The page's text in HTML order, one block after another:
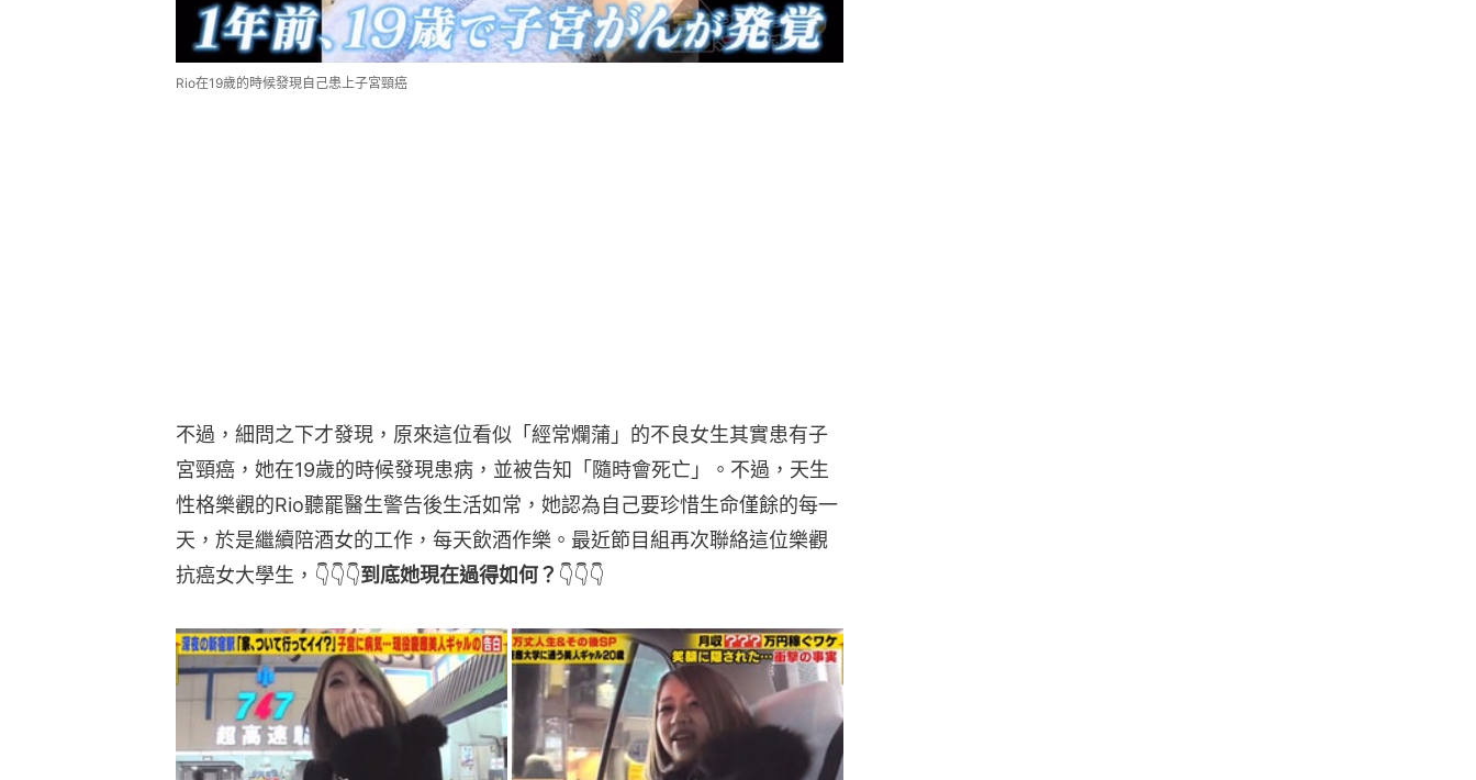
Rio在19歲的時候發現自己患上子宮頸癌
不過，細問之下才發現，原來這位看似「經常爛蒲」的不良女生其實患有子
宮頸癌，她在19歲的時候發現患病，並被告知「隨時會死亡」。不過，天生
性格樂觀的Rio聽罷醫生警告後生活如常，她認為自己要珍惜生命僅餘的每一
天，於是繼續陪酒女的工作，每天飲酒作樂。最近節目組再次聯絡這位樂觀
抗癌女大學生，👇👇👇到底她現在過得如何？ 👇👇👇